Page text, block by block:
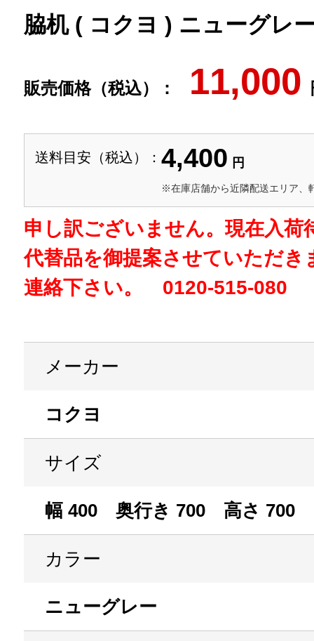
脇机 ( コクヨ ) ニューグレ
販売価格（税込）： 11,000
送料目安（税込）： 4,400 円
※在庫店舗から近隣配送エリア、
申し訳ございません。現在入荷
代替品を御提案させていただき
連絡下さい。 0120-515-080
メーカー
コクヨ
サイズ
幅 400 奥行き 700 高さ 700
カラー
ニューグレー